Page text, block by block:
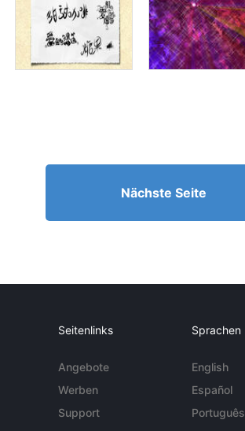
Nächste Seite
Seitenlinks
Angebote
Werben
Support
Sprachen
English
Español
Português